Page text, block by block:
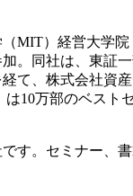
MIT）経営大学
。同社は、東
て、株式会社資
10万部のベス
す。セミナー